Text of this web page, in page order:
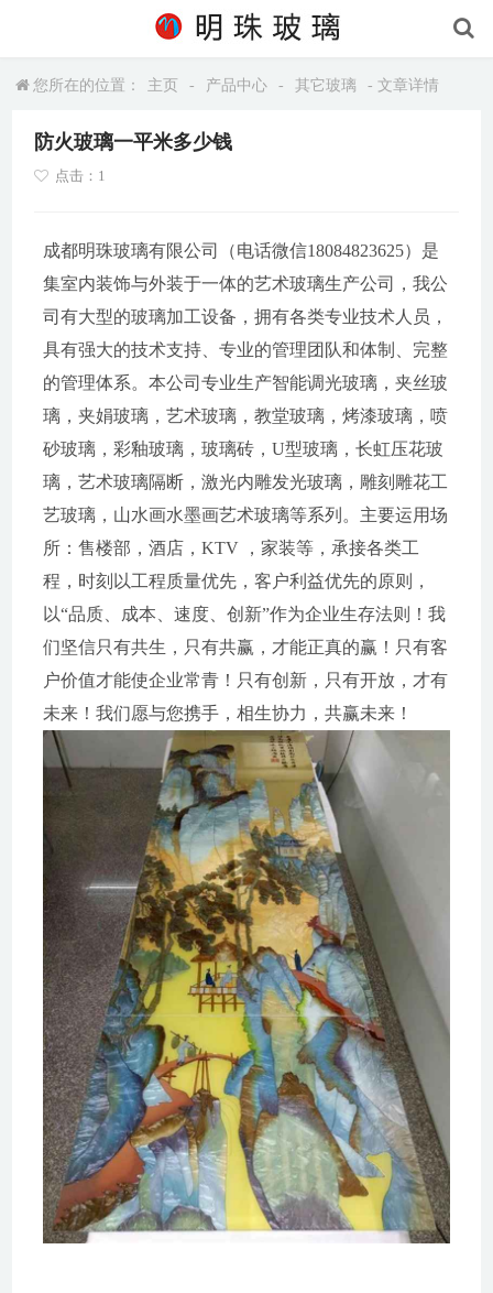
您所在的位置： 主页 - 产品中心 - 其它玻璃 - 文章详情
防火玻璃一平米多少钱
点击：1
成都明珠玻璃有限公司（电话微信18084823625）是
集室内装饰与外装于一体的艺术玻璃生产公司，我公
司有大型的玻璃加工设备，拥有各类专业技术人员，
具有强大的技术支持、专业的管理团队和体制、完整
的管理体系。本公司专业生产智能调光玻璃，夹丝玻
璃，夹娟玻璃，艺术玻璃，教堂玻璃，烤漆玻璃，喷
砂玻璃，彩釉玻璃，玻璃砖，U型玻璃，长虹压花玻
璃，艺术玻璃隔断，激光内雕发光玻璃，雕刻雕花工
艺玻璃，山水画水墨画艺术玻璃等系列。主要运用场
所：售楼部，酒店，KTV ，家装等，承接各类工
程，时刻以工程质量优先，客户利益优先的原则，
以“品质、成本、速度、创新”作为企业生存法则！我
们坚信只有共生，只有共赢，才能正真的赢！只有客
户价值才能使企业常青！只有创新，只有开放，才有
未来！我们愿与您携手，相生协力，共赢未来！